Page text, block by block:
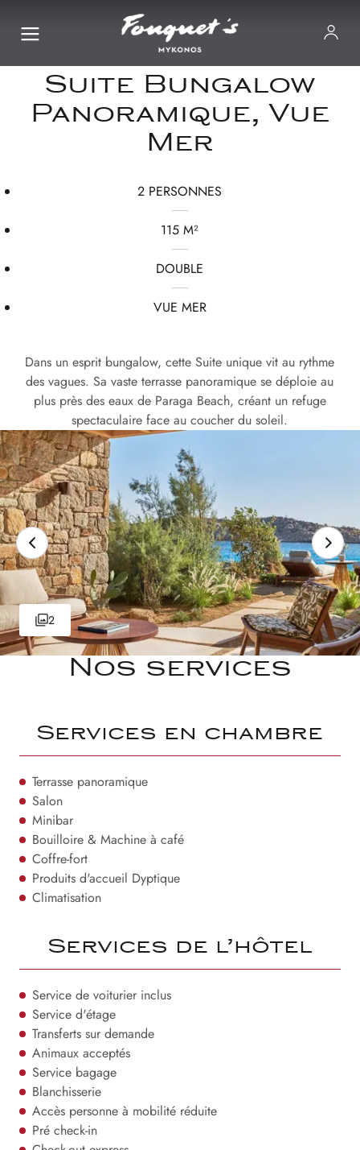
Suite Bungalow
Panoramique, Vue
Mer
2 PERSONNES
115 M²
DOUBLE
VUE MER
Dans un esprit bungalow, cette Suite unique vit au rythme
des vagues. Sa vaste terrasse panoramique se déploie au
plus près des eaux de Paraga Beach, créant un refuge
spectaculaire face au coucher du soleil.
2
Nos services
Services en chambre
Terrasse panoramique
Salon
Minibar
Bouilloire & Machine à café
Coffre-fort
Produits d'accueil Dyptique
Climatisation
Services de l’hôtel
Service de voiturier inclus
Service d'étage
Transferts sur demande
Animaux acceptés
Service bagage
Blanchisserie
Accès personne à mobilité réduite
Pré check-in